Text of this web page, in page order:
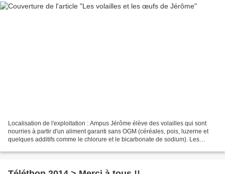
Localisation de l'exploitation : Ampus Jérôme élève des volailles qui sont
nourries à partir d'un aliment garanti sans OGM (céréales, pois, luzerne et
quelques additifs comme le chlorure et le bicarbonate de sodium). Les